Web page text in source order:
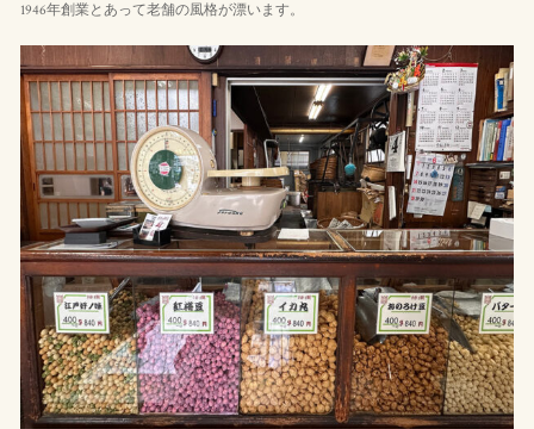
1946年創業とあって老舗の風格が漂います。